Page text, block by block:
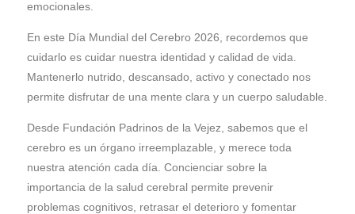
emocionales.
En este Día Mundial del Cerebro 2026, recordemos que
cuidarlo es cuidar nuestra identidad y calidad de vida.
Mantenerlo nutrido, descansado, activo y conectado nos
permite disfrutar de una mente clara y un cuerpo saludable.
Desde Fundación Padrinos de la Vejez, sabemos que el
cerebro es un órgano irreemplazable, y merece toda
nuestra atención cada día. Concienciar sobre la
importancia de la salud cerebral permite prevenir
problemas cognitivos, retrasar el deterioro y fomentar